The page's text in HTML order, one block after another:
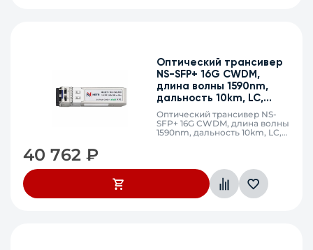
Оптический трансивер
NS-SFP+ 16G CWDM,
длина волны 1590nm,
дальность 10km, LC,
DDM
Оптический трансивер NS-
SFP+ 16G CWDM, длина волны
1590nm, дальность 10km, LC,
40 762₽